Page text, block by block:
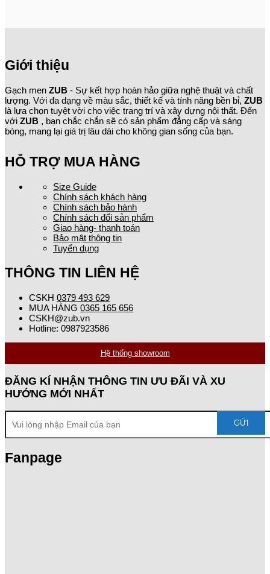
Giới thiệu
Gạch men ZUB - Sự kết hợp hoàn hảo giữa nghệ thuật và chất
lượng. Với đa dạng về màu sắc, thiết kế và tính năng bền bỉ, ZUB
là lựa chọn tuyệt vời cho việc trang trí và xây dựng nội thất. Đến
với ZUB , bạn chắc chắn sẽ có sản phẩm đẳng cấp và sáng
bóng, mang lại giá trị lâu dài cho không gian sống của bạn.
HỖ TRỢ MUA HÀNG
Size Guide
Chính sách khách hàng
Chính sách bảo hành
Chính sách đổi sản phẩm
Giao hàng- thanh toán
Bảo mật thông tin
Tuyển dụng
THÔNG TIN LIÊN HỆ
CSKH 0379 493 629
MUA HÀNG 0365 165 656
CSKH@zub.vn
Hotline: 0987923586
Hệ thống showroom
ĐĂNG KÍ NHẬN THÔNG TIN ƯU ĐÃI VÀ XU
HƯỚNG MỚI NHẤT
Fanpage